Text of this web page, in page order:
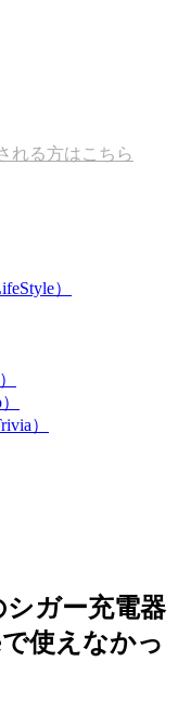
れる方はこちら
）
）
ガー充電器
使えなかっ